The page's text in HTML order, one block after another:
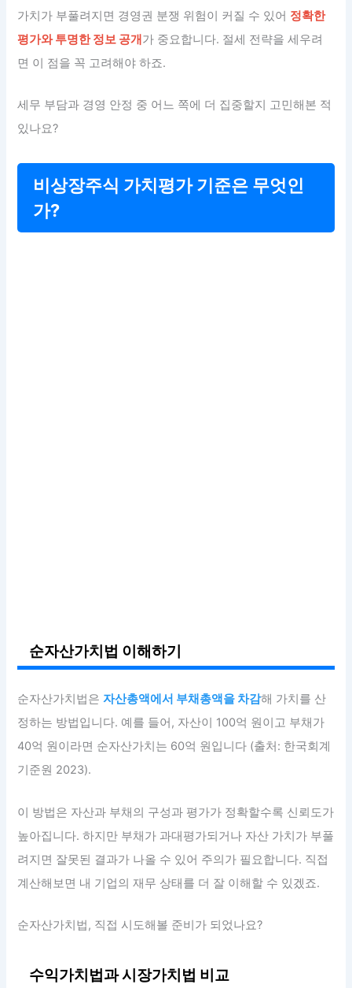
가치가 부풀려지면 경영권 분쟁 위험이 커질 수 있어 정확한
평가와 투명한 정보 공개가 중요합니다. 절세 전략을 세우려
면 이 점을 꼭 고려해야 하죠.
세무 부담과 경영 안정 중 어느 쪽에 더 집중할지 고민해본 적
있나요?
비상장주식 가치평가 기준은 무엇인
가?
순자산가치법 이해하기
순자산가치법은자산총액에서 부채총액을 차감해 가치를 산
정하는 방법입니다. 예를 들어, 자산이 100억 원이고 부채가
40억 원이라면 순자산가치는 60억 원입니다 (출처: 한국회계
기준원 2023).
이 방법은 자산과 부채의 구성과 평가가 정확할수록 신뢰도가
높아집니다. 하지만 부채가 과대평가되거나 자산 가치가 부풀
려지면 잘못된 결과가 나올 수 있어 주의가 필요합니다. 직접
계산해보면 내 기업의 재무 상태를 더 잘 이해할 수 있겠죠.
순자산가치법, 직접 시도해볼 준비가 되었나요?
수익가치법과 시장가치법 비교